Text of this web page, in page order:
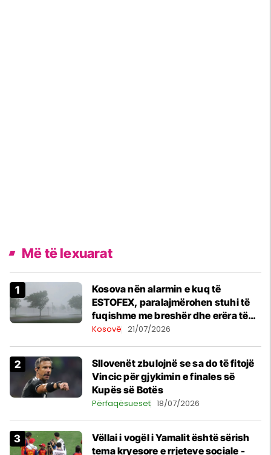
Më të lexuarat
Kosova nën alarmin e kuq të
ESTOFEX, paralajmërohen stuhi të
fuqishme me breshër dhe erëra të
forta
Kosovë 21/07/2026
Sllovenët zbulojnë se sa do të fitojë
Vincic për gjykimin e finales së
Kupës së Botës
Përfaqësueset 18/07/2026
Vëllai i vogël i Yamalit është sërish
tema kryesore e rrjeteve sociale -